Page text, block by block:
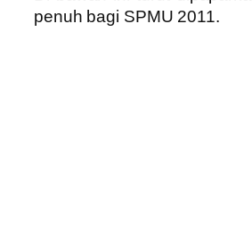
penuh bagi SPMU 2011.